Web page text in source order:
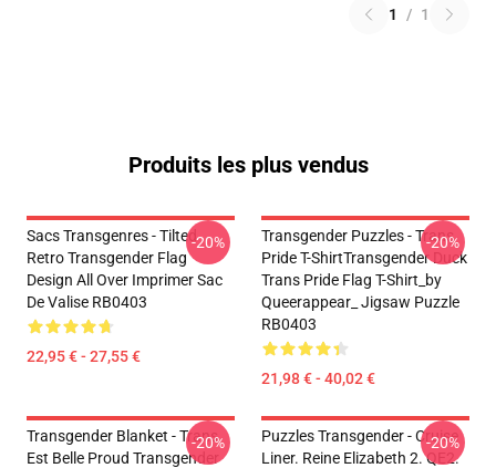
1 / 1
Produits les plus vendus
Sacs Transgenres - Tilted
Retro Transgender Flag
Design All Over Imprimer Sac
De Valise RB0403
22,95 € - 27,55 €
-20%
Transgender Puzzles - Trans
Pride T-ShirtTransgender Duck
Trans Pride Flag T-Shirt_by
Queerappear_ Jigsaw Puzzle
RB0403
21,98 € - 40,02 €
-20%
Transgender Blanket - Trans
Est Belle Proud Transgender
-20%
Puzzles Transgender - Cruise
Liner. Reine Elizabeth 2. QE2.
-20%